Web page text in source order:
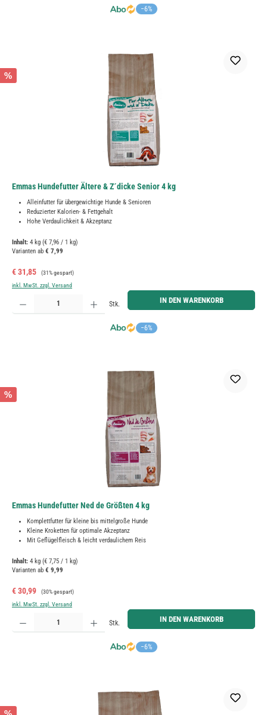
−6%
%
Emmas Hundefutter Ältere & Z´dicke Senior 4 kg
Alleinfutter für übergewichtige Hunde & Senioren
Reduzierter Kalorien- & Fettgehalt
Hohe Verdaulichkeit & Akzeptanz
Inhalt: 4 kg (€ 7,96 / 1 kg)
Varianten ab € 7,99
Verkaufspreis:
€ 31,85 Regulärer Preis:
(31% gespart)
inkl. MwSt. zzgl. Versand
−6%
Produkt Anzahl: Gib den gewünschten Wert ein oder benutze die Schaltflächen um die Anzahl zu
Stk. IN DEN WARENKORB
%
Emmas Hundefutter Ned de Größten 4 kg
Komplettfutter für kleine bis mittelgroße Hunde
Kleine Kroketten für optimale Akzeptanz
Mit Geflügelfleisch & leicht verdaulichem Reis
Inhalt: 4 kg (€ 7,75 / 1 kg)
Varianten ab € 9,99
Verkaufspreis:
€ 30,99 Regulärer Preis:
(30% gespart)
inkl. MwSt. zzgl. Versand
−6%
Produkt Anzahl: Gib den gewünschten Wert ein oder benutze die Schaltflächen um die Anzahl zu
Stk. IN DEN WARENKORB